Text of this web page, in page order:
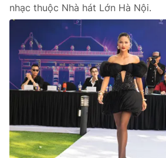
Liên hệ tòa soạn English
THỜI BÁO VTV
Theo dõi báo trên
nhạc thuộc Nhà hát Lớn Hà Nội.